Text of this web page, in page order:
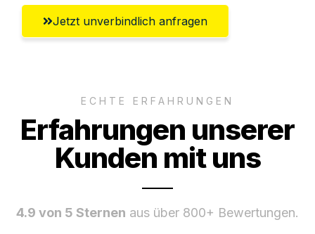
Jetzt unverbindlich anfragen
ECHTE ERFAHRUNGEN
Erfahrungen unserer
Kunden mit uns
4.9 von 5 Sternen aus über 800+ Bewertungen.